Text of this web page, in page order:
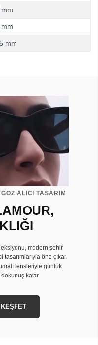
mm
mm
ALICI TASARIM
modern şehir
öne çıkar.
lensleriyle günlük
katar.